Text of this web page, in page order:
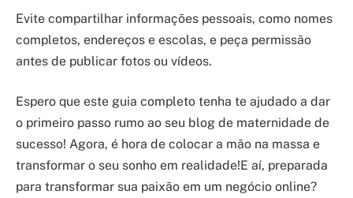
Evite compartilhar informações pessoais, como nomes
completos, endereços e escolas, e peça permissão
antes de publicar fotos ou vídeos.
Espero que este guia completo tenha te ajudado a dar
o primeiro passo rumo ao seu blog de maternidade de
sucesso! Agora, é hora de colocar a mão na massa e
transformar o seu sonho em realidade!E aí, preparada
para transformar sua paixão em um negócio online?